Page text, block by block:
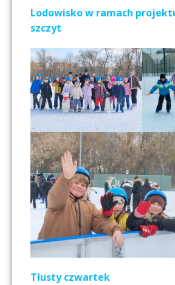
Lodowisko w ramach
szczyt
Tłusty czwartek